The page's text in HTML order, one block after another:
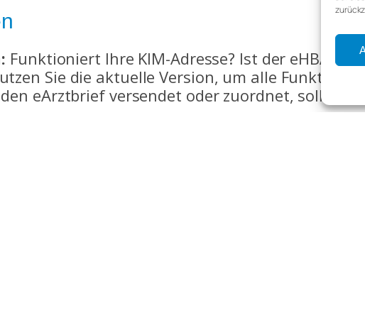
Funktioniert Ihre KIM-Adresse? Ist der eHBA
Sie die aktuelle Version, um alle
eArztbrief versendet oder zuordnet, sollte